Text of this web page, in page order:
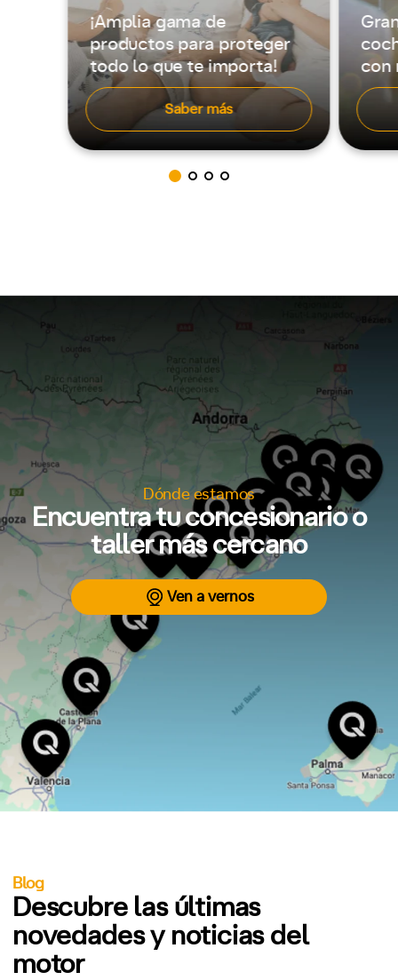
¡Amplia gama de
productos para proteger
todo lo que te importa!
Saber más
con
Dónde estamos
Encuentra tu concesionario o
taller más cercano
Ven a vernos
Blog
Descubre las últimas
novedades y noticias del
motor